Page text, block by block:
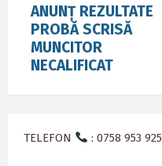
ANUNȚ REZULTATE
PROBĂ SCRISĂ
MUNCITOR
NECALIFICAT
TELEFON : 0758 953 925